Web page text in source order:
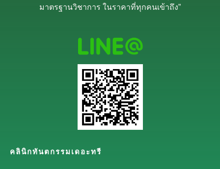
มาตรฐานวิชาการ ในราคาที่ทุกคนเข้าถึง”
คลินิกทันตกรรมเดอะทรี